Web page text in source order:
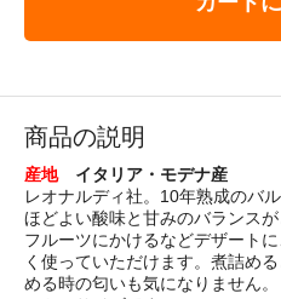
商品の説明
産地 イタリア・モデナ産
レオナルディ社。10年熟成のバル
ほどよい酸味と甘みのバランス
フルーツにかけるなどデザート
く使っていただけます。煮詰め
める時の匂いも気になりません